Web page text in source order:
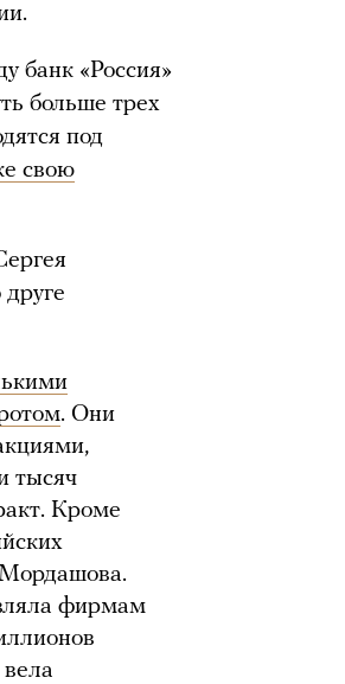
банк «Россия»
больше трех
под
свою
. Они
тысяч
Кроме
Мордашова.
фирмам